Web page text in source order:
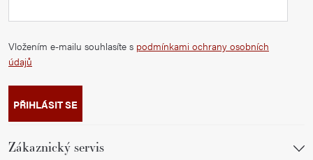
Vložením e-mailu souhlasíte s podmínkami ochrany osobních
údajů
PŘIHLÁSIT SE
Zákaznický servis